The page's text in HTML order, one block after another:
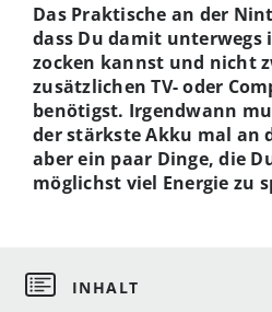
Das Praktische an der
dass Du damit unterwegs
zocken kannst und nicht
zusätzlichen TV- oder
benötigst. Irgendwann
der stärkste Akku mal an
aber ein paar Dinge, die
möglichst viel Energie zu